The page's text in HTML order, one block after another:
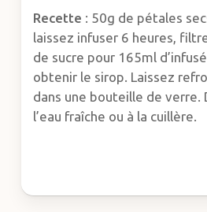
Recette : 50g de pétales
laissez infuser 6 heures,
de sucre pour 165ml
obtenir le sirop. Laissez
dans une bouteille de verre.
l’eau fraîche ou à la cuillère.